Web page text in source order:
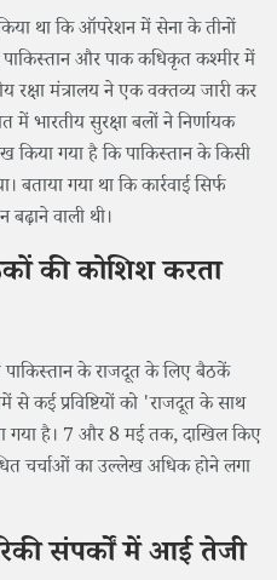
था कि ऑपरेशन में सेना के तीनों
और पाक कधिकृत कश्मीर में
रक्षा मंत्रालय ने एक वक्तव्य जारी कर
भारतीय सुरक्षा बलों ने निर्णायक
किया गया है कि पाकिस्तान के किसी
बताया गया था कि कार्रवाई सिर्फ
बढ़ाने वाली थी।
की कोशिश करता
पाकिस्तान के राजदूत के लिए बैठकें
कई प्रविष्टियों को 'राजदूत के साथ
गया है। 7 और 8 मई तक, दाखिल किए
चर्चाओं का उल्लेख अधिक होने लगा
संपर्कों में आई तेजी